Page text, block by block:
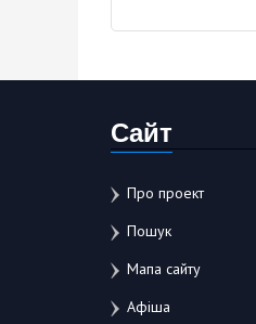
Сайт
Про проект
Пошук
Мапа сайту
Афіша